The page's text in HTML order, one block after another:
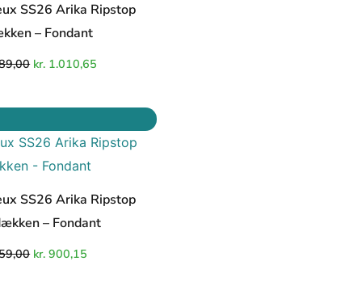
SS26 Arika Ripstop
– Fondant
kr. 1.010,65
SS26 Arika Ripstop
– Fondant
oprindelige
pris
var:
kr. 1.059,00.
kr. 900,15
aktuelle
pris
er:
kr. 900,15.